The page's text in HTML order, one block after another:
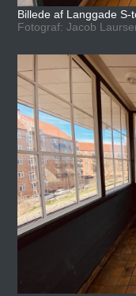
Billede af Langgade S-
Fotograf: Jacob